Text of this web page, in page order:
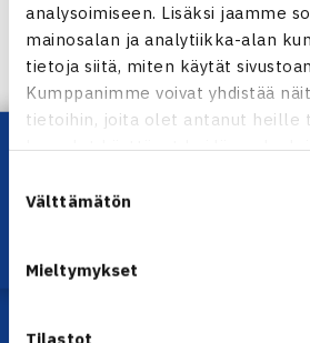
analysoimiseen. Lisäksi jaamme
mainosalan ja analytiikka-alan
tietoja siitä, miten käytät
Kumppanimme voivat yhdistää
tietoihin, joita olet antanut heille
kun olet käyttänyt heidän
valinta
Välttämätön
Mieltymykset
← Edellinen
Lataa OmaTennis!